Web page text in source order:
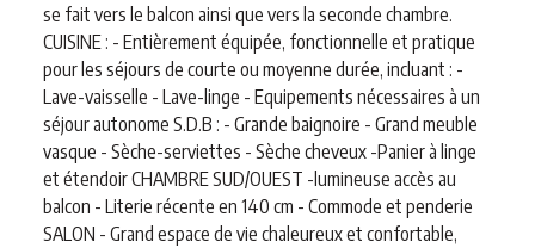
se fait vers le balcon ainsi que vers la seconde chambre.
CUISINE : - Entièrement équipée, fonctionnelle et pratique
pour les séjours de courte ou moyenne durée, incluant : -
Lave-vaisselle - Lave-linge - Equipements nécessaires à un
séjour autonome S.D.B : - Grande baignoire - Grand meuble
vasque - Sèche-serviettes - Sèche cheveux -Panier à linge
et étendoir CHAMBRE SUD/OUEST -lumineuse accès au
balcon - Literie récente en 140 cm - Commode et penderie
SALON - Grand espace de vie chaleureux et confortable,